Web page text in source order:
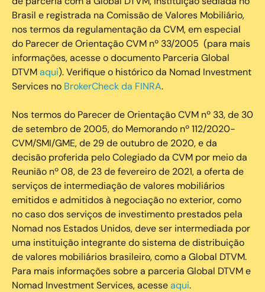
Brasil e registrada na Comissão de Valores Mobiliário,
nos termos da regulamentação da CVM, em especial
do Parecer de Orientação CVM nº 33/2005 (para mais
informações, acesse o documento Parceria Global
DTVMaqui). Verifique o histórico da Nomad Investment
Services no BrokerCheck da FINRA.
Nos termos do Parecer de Orientação CVM nº 33, de 30
de setembro de 2005, do Memorando nº 112/2020-
CVM/SMI/GME, de 29 de outubro de 2020, e da
decisão proferida pelo Colegiado da CVM por meio da
Reunião nº 08, de 23 de fevereiro de 2021, a oferta de
serviços de intermediação de valores mobiliários
emitidos e admitidos à negociação no exterior, como
no caso dos serviços de investimento prestados pela
Nomad nos Estados Unidos, deve ser intermediada por
uma instituição integrante do sistema de distribuição
de valores mobiliários brasileiro, como a Global DTVM.
Para mais informações sobre a parceria Global DTVM e
Nomad Investment Services, acesseaqui.